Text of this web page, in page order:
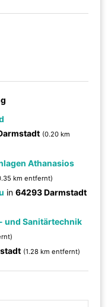
(0.20 km
Athanasios
km entfernt)
in64293 Darmstadt
und Sanitärtechnik
(1.28 km entfernt)